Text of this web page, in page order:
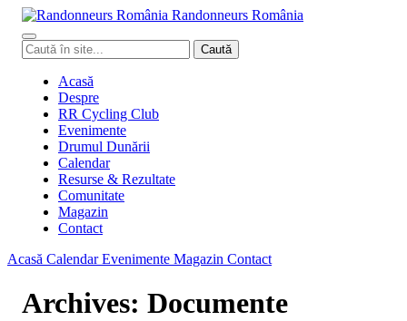
Randonneurs România
Caută
în
Caută
Acasă
Despre
RR Cycling Club
Evenimente
Drumul Dunării
Calendar
Resurse & Rezultate
Comunitate
Magazin
Contact
Acasă CalendarEvenimente Magazin Contact
Archives: Documente